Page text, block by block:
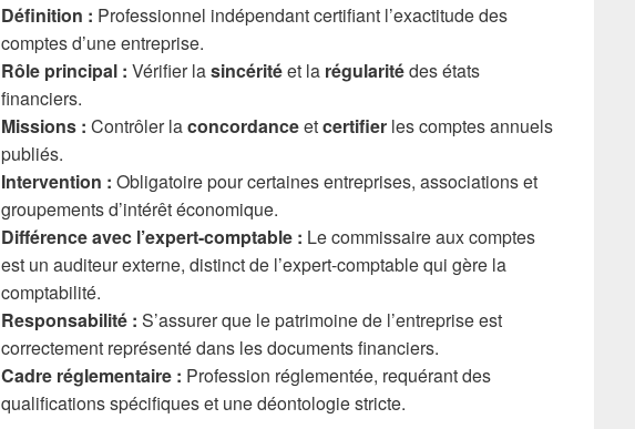
Définition : Professionnel indépendant certifiant l’exactitude des
comptes d’une entreprise.
Rôle principal : Vérifier lasincéritéet la régularitédes états
financiers.
Missions : Contrôler laconcordanceetcertifier les comptes annuels
publiés.
Intervention : Obligatoire pour certaines entreprises, associations et
groupements d’intérêt économique.
Différence avec l’expert-comptable : Le commissaire aux comptes
est un auditeur externe, distinct de l’expert-comptable qui gère la
comptabilité.
Responsabilité : S’assurer que le patrimoine de l’entreprise est
correctement représenté dans les documents financiers.
Cadre réglementaire : Profession réglementée, requérant des
qualifications spécifiques et une déontologie stricte.